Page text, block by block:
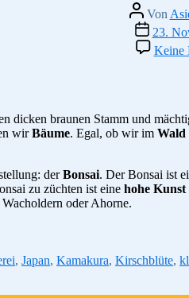
Beitragsautor
Von
23.
Keine
dicken braunen Stamm und
wirBäume. Egal, ob wir imWald
derBonsai. Der Bonsai ist
zu züchten ist einehohe Kunst
oder Ahorne.
, Japan, Kamakura, Kirschblüte,